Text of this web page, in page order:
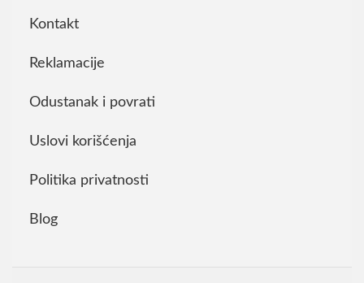
Kontakt
Reklamacije
Odustanak i povrati
Uslovi korišćenja
Politika privatnosti
Blog